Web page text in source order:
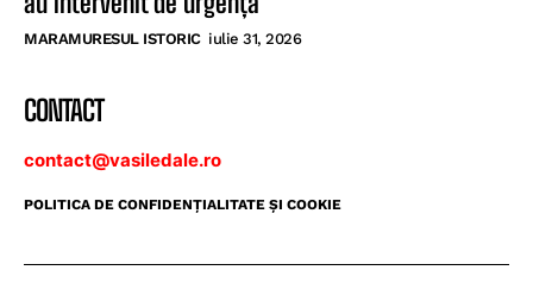
MARAMURESUL ISTORIC iulie 31, 2026
CONTACT
contact@vasiledale.ro
POLITICA DE CONFIDENŢIALITATE ŞI COOKIE